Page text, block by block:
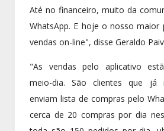
Até no financeiro, muito da
WhatsApp. E hoje o nosso maior
vendas on-line", disse Geraldo
"As vendas pelo aplicativo
meio-dia. São clientes que já
enviam lista de compras pelo
cerca de 20 compras por dia